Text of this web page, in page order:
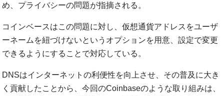
め、プライバシーの問題が指摘される。
コインベースはこの問題に対し、仮想通貨アドレスをユーザ
ーネームを紐づけないというオプションを用意、設定で変更
できるようにすることで対応している。
DNSはインターネットの利便性を向上させ、その普及に大き
く貢献したことから、今回のCoinbaseのような取り組みは、